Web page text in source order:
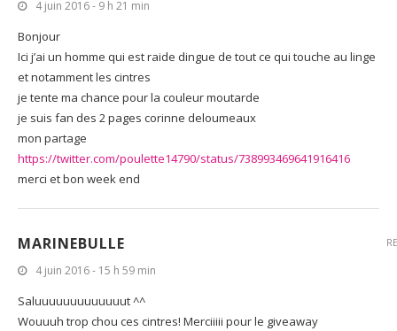
4 juin 2016 - 9 h 21 min
Bonjour
Ici j’ai un homme qui est raide dingue de tout ce qui touche au linge
et notamment les cintres
je tente ma chance pour la couleur moutarde
je suis fan des 2 pages corinne deloumeaux
mon partage
https://twitter.com/poulette14790/status/738993469641916416
merci et bon week end
MARINEBULLE
4 juin 2016 - 15 h 59 min
Saluuuuuuuuuuuuut ^^
Wouuuh trop chou ces cintres! Merciiiii pour le giveaway